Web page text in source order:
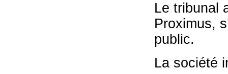
Le tribunal
Proximus,
public.
La société